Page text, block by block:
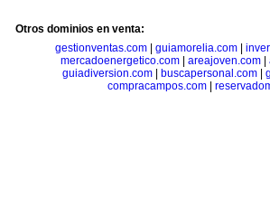
Otros dominios en venta:
gestionventas.com| guiamorelia.com|
mercadoenergetico.com| areajoven.com|
guiadiversion.com| buscapersonal.com|
compracampos.com